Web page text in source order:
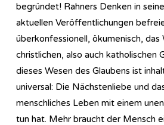
begründet! Rahners Denken in
aktuellen Veröffentlichungen
überkonfessionell, ökumenisch, das
christlichen, also auch katholischen
dieses Wesen des Glaubens ist
universal: Die Nächstenliebe und
menschliches Leben mit einem
tun hat. Mehr braucht der Mensch